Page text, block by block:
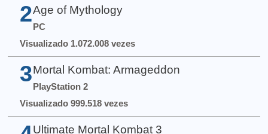
2 Age of Mythology
PC
Visualizado 1.072.008 vezes
3 Mortal Kombat: Armageddon
PlayStation 2
Visualizado 999.518 vezes
Ultimate Mortal Kombat 3